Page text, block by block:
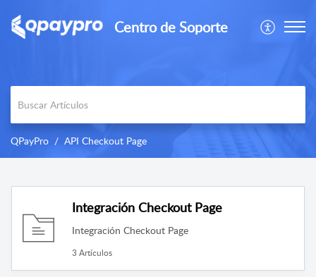
Centro de Soporte
QPayPro API Checkout Page
Integración Checkout Page
Integración Checkout Page
3 Artículos